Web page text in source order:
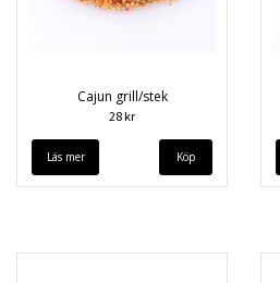
Cajun grill/stek
28 kr
Läs mer